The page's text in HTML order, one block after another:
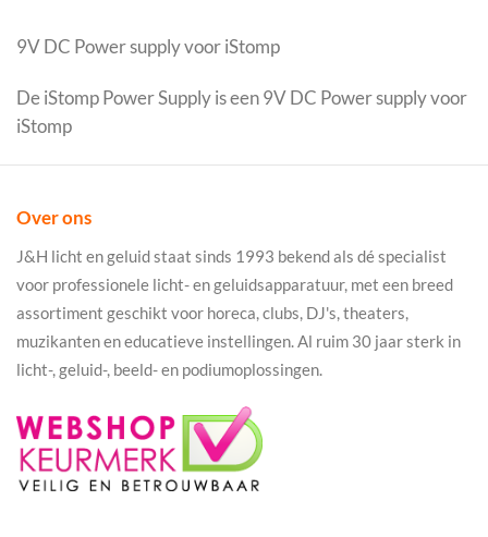
9V DC Power supply voor iStomp
De iStomp Power Supply is een 9V DC Power supply voor
iStomp
Over ons
J&H licht en geluid staat sinds 1993 bekend als dé specialist
voor professionele licht- en geluidsapparatuur, met een breed
assortiment geschikt voor horeca, clubs, DJ's, theaters,
muzikanten en educatieve instellingen. Al ruim 30 jaar sterk in
licht-, geluid-, beeld- en podiumoplossingen.